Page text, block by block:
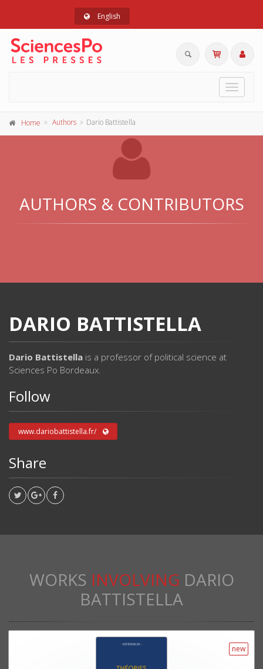
English
Toggle
Home Authors Dario Battistella
AUTHORS & CONTRIBUTORS
DARIO BATTISTELLA
Dario Battistella is a professor of political science at
Sciences Po Bordeaux.
Follow
www.dariobattistella.fr/
Share
WORKS INVOLVING DARIO
BATTISTELLA
new